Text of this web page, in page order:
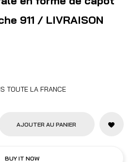
911 / LIVRAISON
TOUTE LA FRANCE
AJOUTER AU PANIER
BUY IT NOW